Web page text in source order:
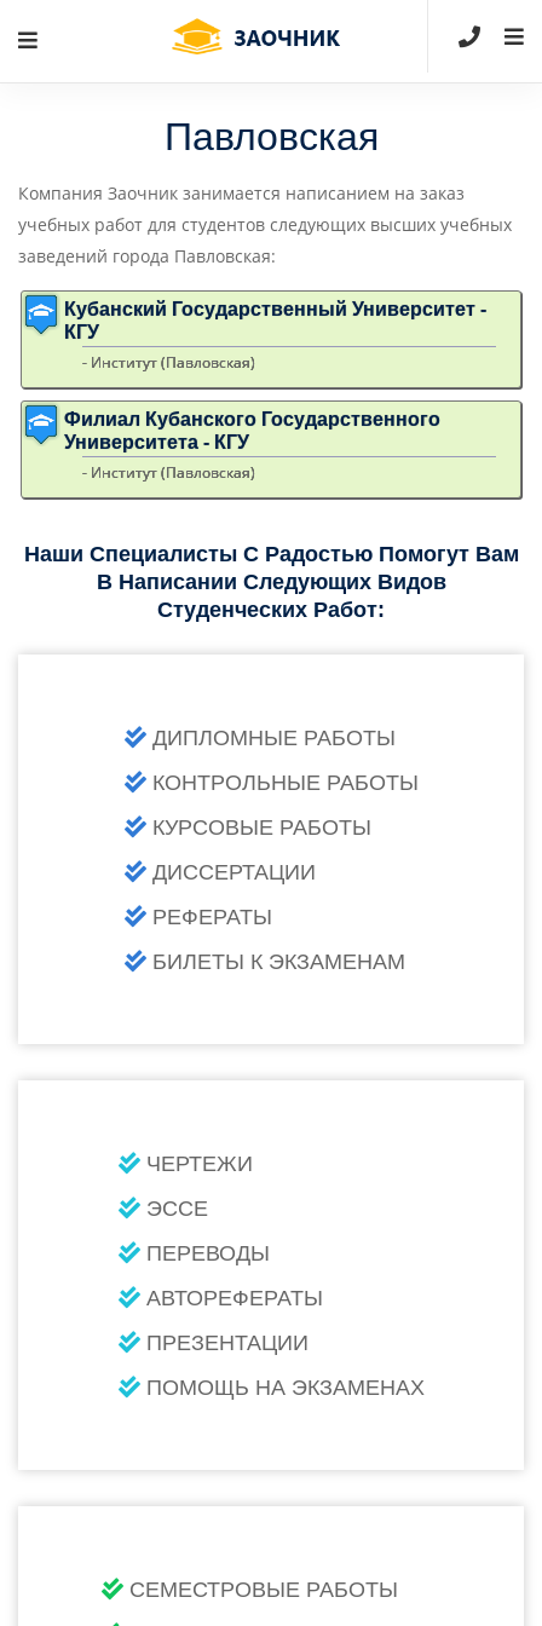
Павловская
Компания Заочник занимается написанием на заказ
учебных работ для студентов следующих высших учебных
заведений города Павловская:
Кубанский Государственный Университет -
КГУ
- Институт (Павловская)
Филиал Кубанского Государственного
Университета - КГУ
- Институт (Павловская)
Наши Специалисты С Радостью Помогут Вам
В Написании Следующих Видов
Студенческих Работ:
ДИПЛОМНЫЕ РАБОТЫ
КОНТРОЛЬНЫЕ РАБОТЫ
КУРСОВЫЕ РАБОТЫ
ДИССЕРТАЦИИ
РЕФЕРАТЫ
БИЛЕТЫ К ЭКЗАМЕНАМ
ЧЕРТЕЖИ
ЭССЕ
ПЕРЕВОДЫ
АВТОРЕФЕРАТЫ
ПРЕЗЕНТАЦИИ
ПОМОЩЬ НА ЭКЗАМЕНАХ
СЕМЕСТРОВЫЕ РАБОТЫ